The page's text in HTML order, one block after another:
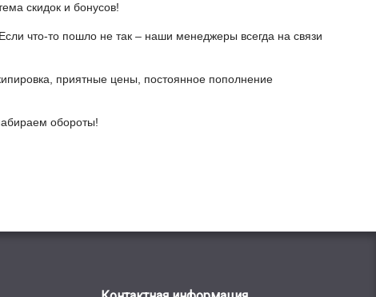
скидок и бонусов!
что-то пошло не так – наши менеджеры всегда на связи
приятные цены, постоянное пополнение
обороты!